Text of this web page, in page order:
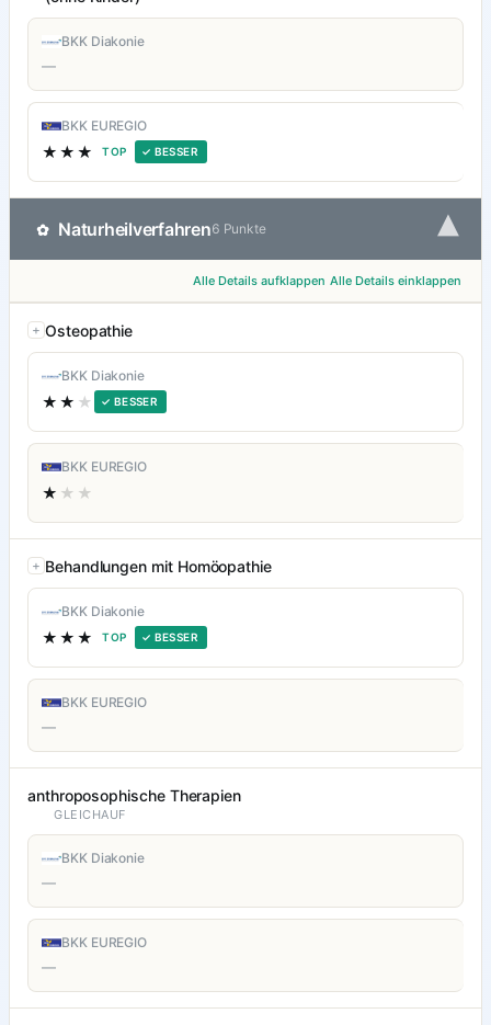
BKK Diakonie
—
BKK EUREGIO
★★★ TOP ✓ BESSER
✿ Naturheilverfahren6 Punkte ▾
Alle Details aufklappen Alle Details einklappen
Osteopathie
BKK Diakonie
★★ ★ ✓ BESSER
BKK EUREGIO
★ ★★
Behandlungen mit Homöopathie
BKK Diakonie
★★★ TOP ✓ BESSER
BKK EUREGIO
—
anthroposophische Therapien
GLEICHAUF
BKK Diakonie
—
BKK EUREGIO
—